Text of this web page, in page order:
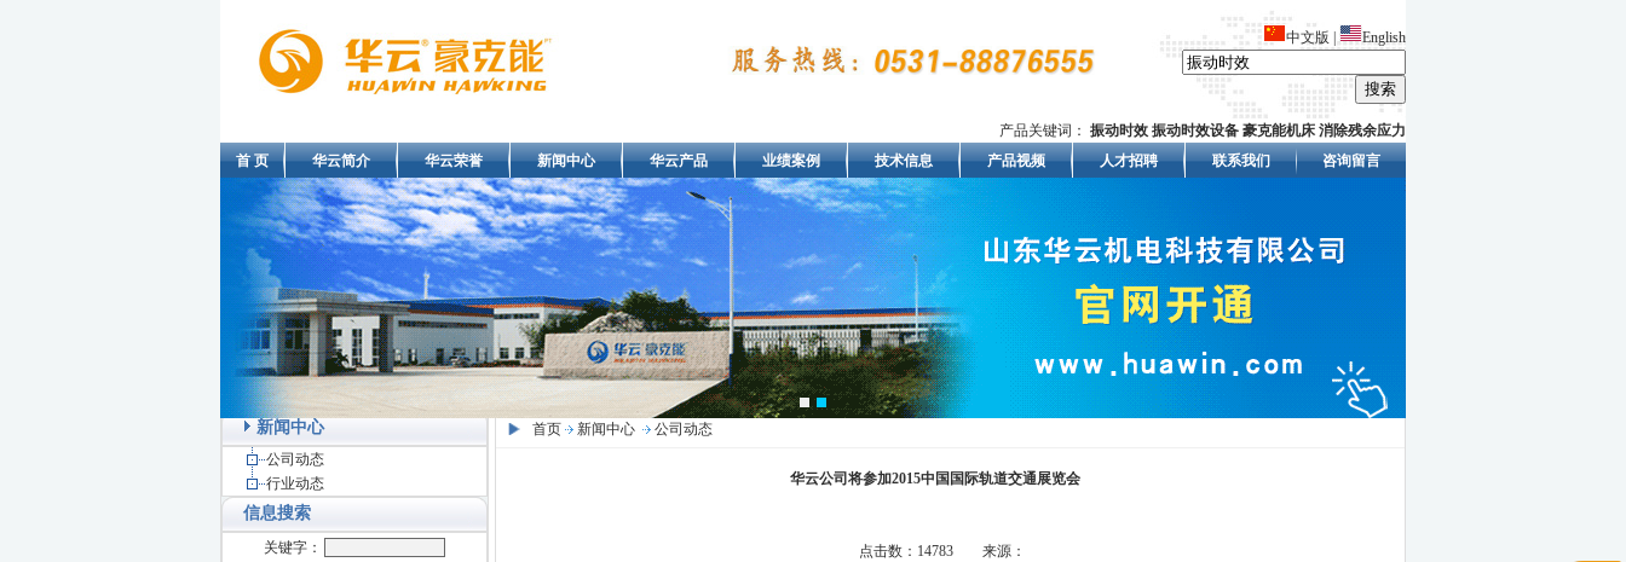
中文版 English
产品关键词： 振动时效 振动时效设备 豪克能机床 消除残余应力
首 页
华云简介 华云荣誉 新闻中心 华云产品 业绩案例 技术信息 产品视频 人才招聘 联系我们 咨询留言
新闻中心
公司动态
行业动态
信息搜索
关键字：
首页 新闻中心 公司动态
华云公司将参加2015中国国际轨道交通展览会
点击数：14783 来源：